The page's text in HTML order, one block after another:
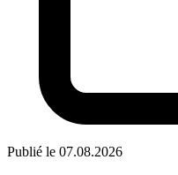
Publié le 07.08.2026